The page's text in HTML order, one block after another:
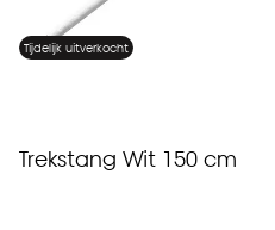
Tijdelijk uitverkocht
Trekstang Wit 150 cm